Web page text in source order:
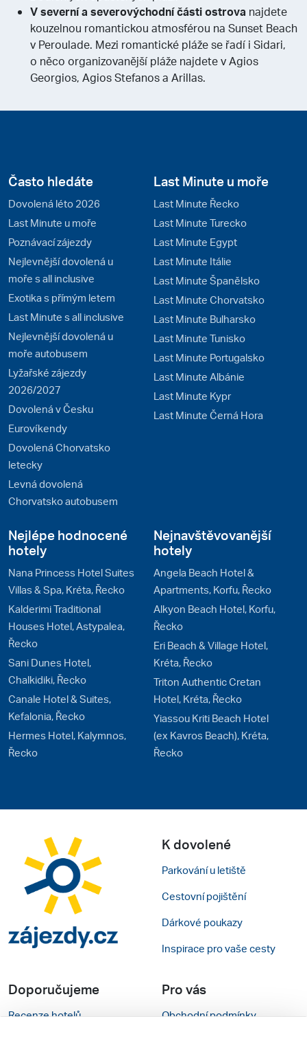
V severní a severovýchodní části ostrova najdete
kouzelnou romantickou atmosférou na Sunset Beach
v Peroulade. Mezi romantické pláže se řadí i Sidari,
o něco organizovanější pláže najdete v Agios
Georgios, Agios Stefanos a Arillas.
Často hledáte
Dovolená léto 2026
Last Minute u moře
Poznávací zájezdy
Nejlevnější dovolená u
moře s all inclusive
Exotika s přímým letem
Last Minute s all inclusive
Nejlevnější dovolená u
moře autobusem
Lyžařské zájezdy
2026/2027
Dovolená v Česku
Eurovíkendy
Dovolená Chorvatsko
letecky
Levná dovolená
Chorvatsko autobusem
Last Minute u moře
Last Minute Řecko
Last Minute Turecko
Last Minute Egypt
Last Minute Itálie
Last Minute Španělsko
Last Minute Chorvatsko
Last Minute Bulharsko
Last Minute Tunisko
Last Minute Portugalsko
Last Minute Albánie
Last Minute Kypr
Last Minute Černá Hora
Nejlépe hodnocené
hotely
Nana Princess Hotel Suites
Villas & Spa, Kréta, Řecko
Kalderimi Traditional
Houses Hotel, Astypalea,
Řecko
Sani Dunes Hotel,
Chalkidiki, Řecko
Canale Hotel & Suites,
Kefalonia, Řecko
Hermes Hotel, Kalymnos,
Řecko
Nejnavštěvovanější
hotely
Angela Beach Hotel &
Apartments, Korfu, Řecko
Alkyon Beach Hotel, Korfu,
Řecko
Eri Beach & Village Hotel,
Kréta, Řecko
Triton Authentic Cretan
Hotel, Kréta, Řecko
Yiassou Kriti Beach Hotel
(ex Kavros Beach), Kréta,
Řecko
K dovolené
Parkování u letiště
Cestovní pojištění
Dárkové poukazy
Inspirace pro vaše cesty
Doporučujeme
Recenze hotelů
Pro vás
Obchodní podmínky